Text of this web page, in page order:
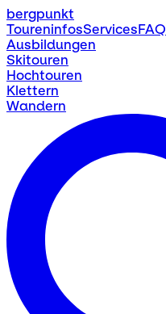
bergpunkt
ToureninfosServicesFAQ
Ausbildungen
Skitouren
Hochtouren
Klettern
Wandern